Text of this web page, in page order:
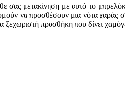
σας μετακίνηση με αυτό το
να προσθέσουν μια νότα χαράς
ξεχωριστή προσθήκη που δίνει